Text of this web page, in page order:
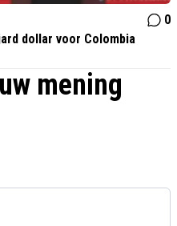
0
dollar voor Colombia
mening